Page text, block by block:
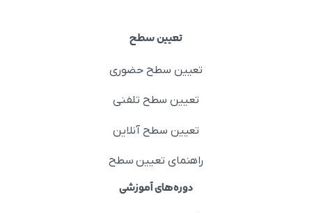
تعیین سطح
تعیین سطح حضوری
تعیین سطح تلفنی
تعیین سطح آنلاین
راهنمای تعیین سطح
دوره‌های آموزشی